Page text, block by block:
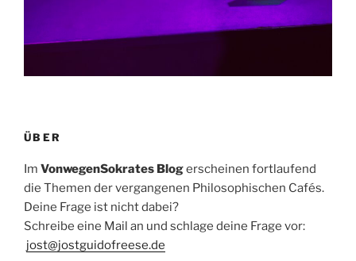
ÜBER
Im VonwegenSokrates Blogerscheinen fortlaufend
die Themen der vergangenen Philosophischen Cafés.
Deine Frage ist nicht dabei?
Schreibe eine Mail an und schlage deine Frage vor:
jost@jostguidofreese.de